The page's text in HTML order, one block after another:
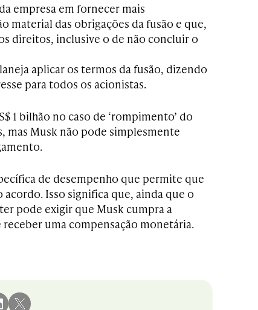
empresa em fornecer mais
material das obrigações da fusão e que,
direitos, inclusive o de não concluir o
aplicar os termos da fusão, dizendo
para todos os acionistas.
1 bilhão no caso de ‘rompimento’ do
mas Musk não pode simplesmente
de desempenho que permite que
Isso significa que, ainda que o
pode exigir que Musk cumpra a
uma compensação monetária.